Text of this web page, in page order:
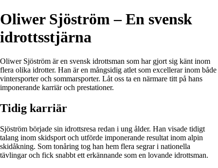
Oliwer Sjöström – En svensk
idrottsstjärna
Oliwer Sjöström är en svensk idrottsman som har gjort sig känt inom
flera olika idrotter. Han är en mångsidig atlet som excellerar inom både
vintersporter och sommarsporter. Låt oss ta en närmare titt på hans
imponerande karriär och prestationer.
Tidig karriär
Sjöström började sin idrottsresa redan i ung ålder. Han visade tidigt
talang inom skidsport och utförde imponerande resultat inom alpin
skidåkning. Som tonåring tog han hem flera segrar i nationella
tävlingar och fick snabbt ett erkännande som en lovande idrottsman.